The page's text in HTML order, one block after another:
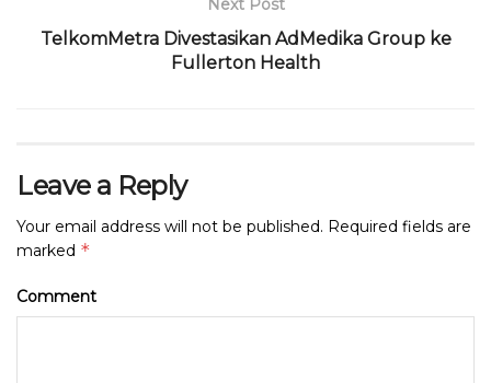
Next Post
TelkomMetra Divestasikan AdMedika Group ke
Fullerton Health
Leave a Reply
Your email address will not be published. Required fields are
marked *
Comment